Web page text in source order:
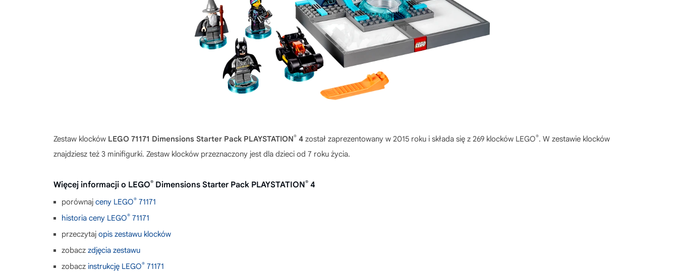
Zestaw klocków LEGO 71171 Dimensions Starter Pack PLAYSTATION® 4 został zaprezentowany w 2015 roku i składa się z 269 klocków LEGO®. W zestawie klocków
znajdziesz też 3 minifigurki. Zestaw klocków przeznaczony jest dla dzieci od 7 roku życia.
Więcej informacji o LEGO® Dimensions Starter Pack PLAYSTATION® 4
porównaj ceny LEGO® 71171
historia ceny LEGO® 71171
przeczytaj opis zestawu klocków
zobacz zdjęcia zestawu
zobacz instrukcję LEGO® 71171